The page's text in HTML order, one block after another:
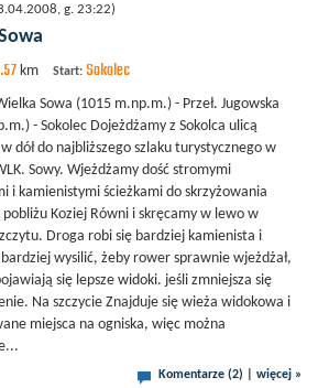
g. 23:22)
km Start: Sokolec
Sowa (1015 m.np.m.) - Przeł. Jugowska
- Sokolec Dojeżdżamy z Sokolca ulicą
dół do najbliższego szlaku turystycznego w
Sowy. Wjeżdżamy dość stromymi
i kamienistymi ścieżkami do skrzyżowania
Koziej Równi i skręcamy w lewo w
Droga robi się bardziej kamienista i
wysilić, żeby rower sprawnie wjeżdżał,
się lepsze widoki. jeśli zmniejsza się
Na szczycie Znajduje się wieża widokowa i
miejsca na ogniska, więc można
Komentarze (2) więcej »